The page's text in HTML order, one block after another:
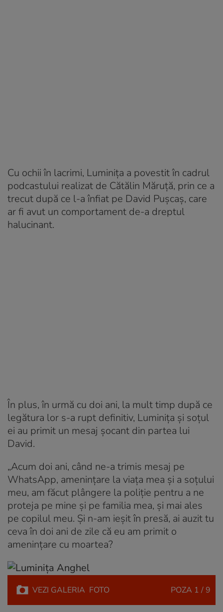
Cu ochii în lacrimi, Luminița a povestit în cadrul
podcastului realizat de Cătălin Măruță, prin ce a
trecut după ce l-a înfiat pe David Pușcaș, care
ar fi avut un comportament de-a dreptul
halucinant.
În plus, în urmă cu doi ani, la mult timp după ce
legătura lor s-a rupt definitiv, Luminița și soțul
ei au primit un mesaj șocant din partea lui
David.
„Acum doi ani, când ne-a trimis mesaj pe
WhatsApp, amenințare la viața mea și a soțului
meu, am făcut plângere la poliție pentru a ne
proteja pe mine și pe familia mea, și mai ales
pe copilul meu. Și n-am ieșit în presă, ai auzit tu
ceva în doi ani de zile că eu am primit o
amenințare cu moartea?
VEZI GALERIA FOTO POZA 1 / 9